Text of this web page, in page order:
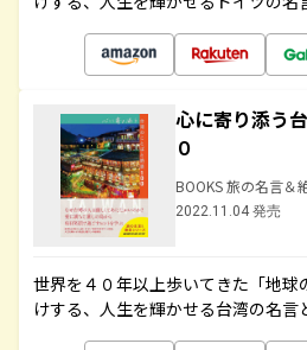
心に寄り添う
０
BOOKS 旅の名言＆
2022.11.04 発売
世界を４０年以上歩いてきた「地球
けする、人生を輝かせる台湾の名言